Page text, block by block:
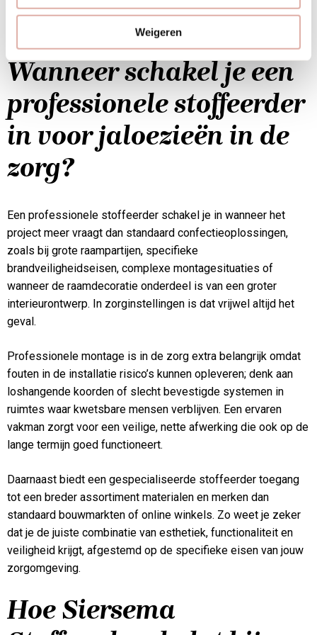
Weigeren
partner denkt mee over de totale levenscyclus van het
product, niet alleen over de aanschafprijs.
Wanneer schakel je een
professionele stoffeerder
in voor jaloezieën in de
zorg?
Een professionele stoffeerder schakel je in wanneer het
project meer vraagt dan standaard confectieoplossingen,
zoals bij grote raampartijen, specifieke
brandveiligheidseisen, complexe montagesituaties of
wanneer de raamdecoratie onderdeel is van een groter
interieurontwerp. In zorginstellingen is dat vrijwel altijd het
geval.
Professionele montage is in de zorg extra belangrijk omdat
fouten in de installatie risico’s kunnen opleveren; denk aan
loshangende koorden of slecht bevestigde systemen in
ruimtes waar kwetsbare mensen verblijven. Een ervaren
vakman zorgt voor een veilige, nette afwerking die ook op de
lange termijn goed functioneert.
Daarnaast biedt een gespecialiseerde stoffeerder toegang
tot een breder assortiment materialen en merken dan
standaard bouwmarkten of online winkels. Zo weet je zeker
dat je de juiste combinatie van esthetiek, functionaliteit en
veiligheid krijgt, afgestemd op de specifieke eisen van jouw
zorgomgeving.
Hoe Siersema